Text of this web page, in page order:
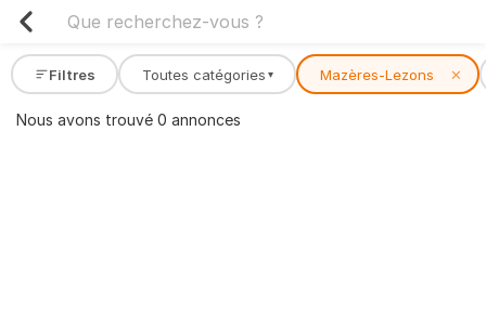
Filtres Toutes catégories ▾ Mazères-Lezons ✕
Nous avons trouvé 0 annonces